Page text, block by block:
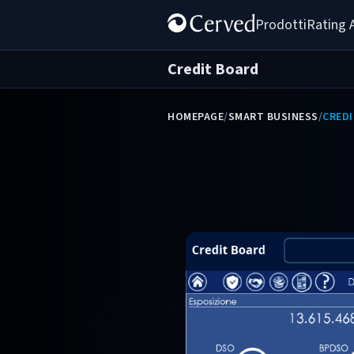
ProdottiRating
Credit Board
HOMEPAGE/SMART BUSINESS/